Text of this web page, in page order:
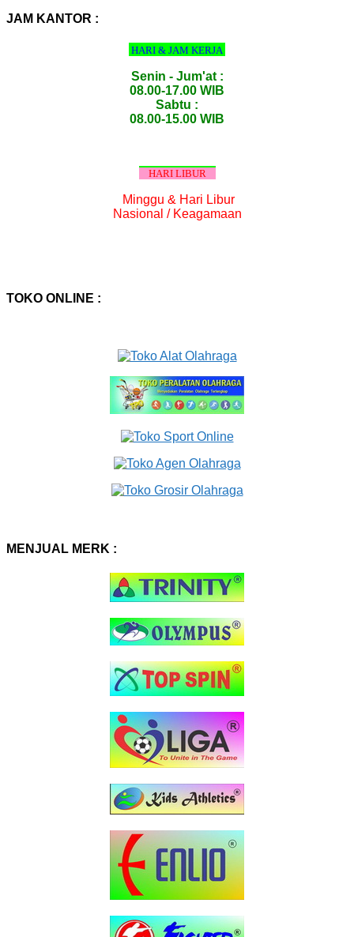
JAM KANTOR :
HARI & JAM KERJA
Senin - Jum'at :
08.00-17.00 WIB
Sabtu :
08.00-15.00 WIB
HARI LIBUR
Minggu & Hari Libur
Nasional / Keagamaan
TOKO ONLINE :
MENJUAL MERK :